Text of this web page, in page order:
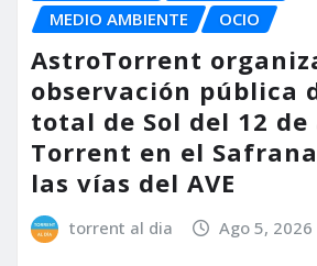
MEDIO AMBIENTE
OCIO
AstroTorrent
observación pública
total de Sol del 12 de
Torrent en el
las vías del AVE
torrent al dia Ago 5, 2026